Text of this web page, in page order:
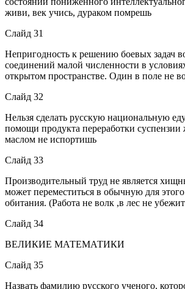
живи, век учись, дураком помрешь
Слайд 31
Непригодность к решению боевых задач
соединений малой численности в
открытом пространстве. Один в поле не
Слайд 32
Нельзя сделать русскую национальную
помощи продукта переработки
маслом не испортишь
Слайд 33
Производительный труд не является
может переместиться в обычную для
обитания. (Работа не волк ,в лес не
Слайд 34
ВЕЛИКИЕ МАТЕМАТИКИ
Слайд 35
Назвать фамилию русского ученого,